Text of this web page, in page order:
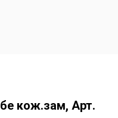
кож.зам, Арт.